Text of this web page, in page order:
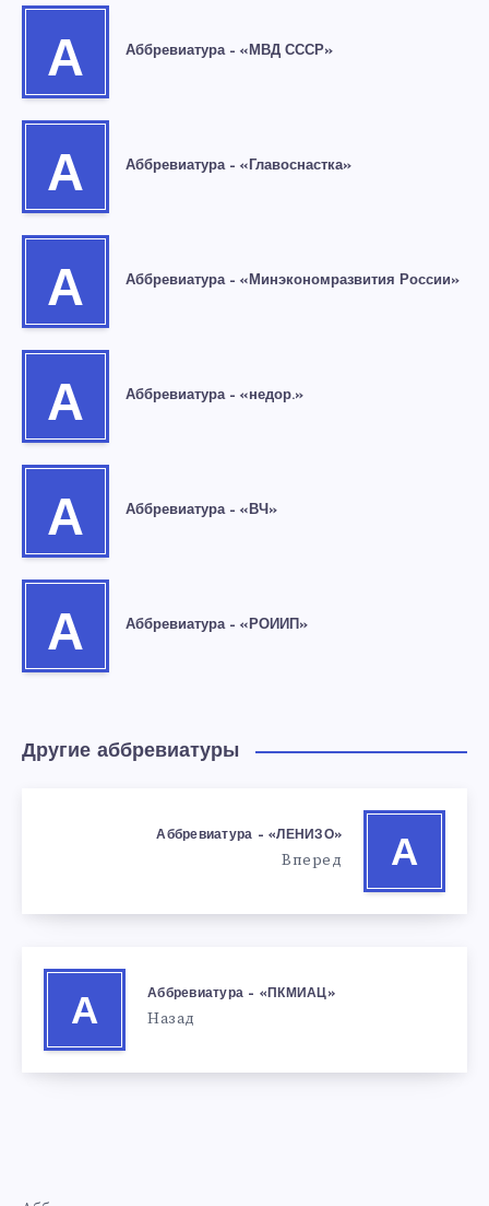
А Аббревиатура – «МВД СССР»
А Аббревиатура – «Главоснастка»
А Аббревиатура – «Минэкономразвития России»
А Аббревиатура – «недор.»
А Аббревиатура – «ВЧ»
А Аббревиатура – «РОИИП»
Другие аббревиатуры
А
Аббревиатура – «ЛЕНИЗО»
Вперед
А
Аббревиатура – «ПКМИАЦ»
Назад